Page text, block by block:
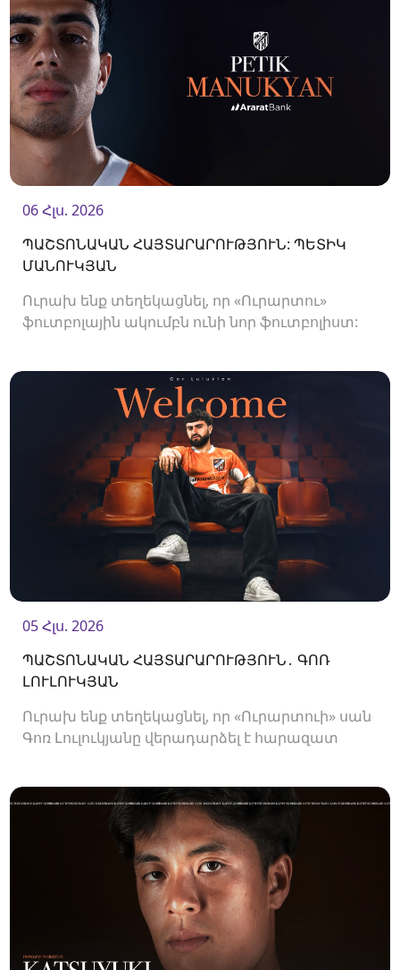
06 Հլս. 2026
ՊԱՇՏՈՆԱԿԱՆ ՀԱՅՏԱՐԱՐՈՒԹՅՈՒՆ: ՊԵՏԻԿ
ՄԱՆՈՒԿՅԱՆ
Ուրախ ենք տեղեկացնել, որ «Ուրարտու»
ֆուտբոլային ակումբն ունի նոր ֆուտբոլիստ:
05 Հլս. 2026
ՊԱՇՏՈՆԱԿԱՆ ՀԱՅՏԱՐԱՐՈՒԹՅՈՒՆ․ ԳՈՌ
ԼՈՒԼՈՒԿՅԱՆ
Ուրախ ենք տեղեկացնել, որ «Ուրարտուի» սան
Գոռ Լուլուկյանը վերադարձել է հարազատ